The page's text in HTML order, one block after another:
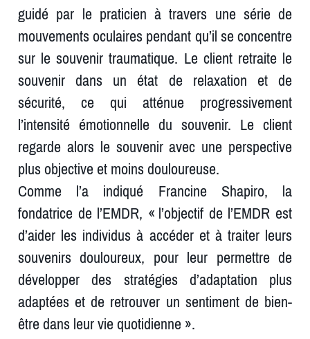
guidé par le praticien à travers une série de
mouvements oculaires pendant qu’il se concentre
sur le souvenir traumatique. Le client retraite le
souvenir dans un état de relaxation et de
sécurité, ce qui atténue progressivement
l’intensité émotionnelle du souvenir. Le client
regarde alors le souvenir avec une perspective
plus objective et moins douloureuse.
Comme l’a indiqué Francine Shapiro, la
fondatrice de l’EMDR, « l’objectif de l’EMDR est
d’aider les individus à accéder et à traiter leurs
souvenirs douloureux, pour leur permettre de
développer des stratégies d’adaptation plus
adaptées et de retrouver un sentiment de bien-
être dans leur vie quotidienne ».